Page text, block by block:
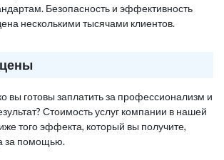
Безопасность и эффективность
несколькими тысячами клиентов.
вы готовы заплатить за профессионализм и
Стоимость услуг компании в нашей
того эффекта, который вы получите,
за помощью.